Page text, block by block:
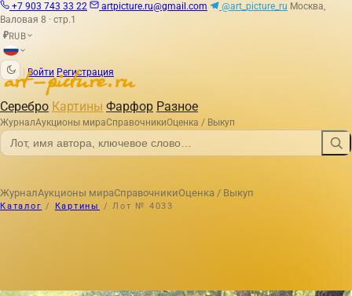
+7 903 743 33 22 artpicture.ru@gmail.com @art_picture_ru Москва,
Валовая 8 · стр.1
₽RUB
Войти Регистрация
Серебро Картины Фарфор Разное
ЖурналАукционы мираСправочникиОценка / Выкуп
ЖурналАукционы мираСправочникиОценка / Выкуп
Каталог / Картины / Лот № 4033